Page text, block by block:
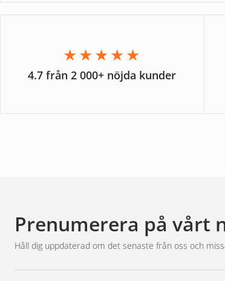
★★★★★
4.7 från 2 000+ nöjda kunder
Prenumerera på vårt
Håll dig uppdaterad om det senaste från oss och